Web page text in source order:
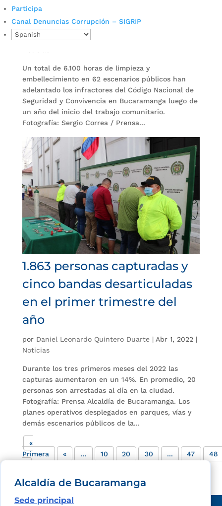
Participa
Canal Denuncias Corrupción – SIGRIP
comunitario
porDaniel Leonardo Quintero Duarte
Un total de 6.100 horas de limpieza y
embellecimiento en 62 escenarios públicos han
adelantado los infractores del Código Nacional de
Seguridad y Convivencia en Bucaramanga luego de
un año del inicio del trabajo comunitario.
Fotografía: Sergio Correa / Prensa...
1.863 personas capturadas y
cinco bandas desarticuladas
en el primer trimestre del
año
por Daniel Leonardo Quintero Duarte| Abr 1, 2022|
Noticias
Durante los tres primeros meses del 2022 las
capturas aumentaron en un 14%. En promedio, 20
personas son arrestadas al día en la ciudad.
Fotografía: Prensa Alcaldía de Bucaramanga. Los
planes operativos desplegados en parques, vías y
demás escenarios públicos de la...
«
Primera
« ... 10 20 30 ... 47
48
Alcaldía de Bucaramanga
Sede principal